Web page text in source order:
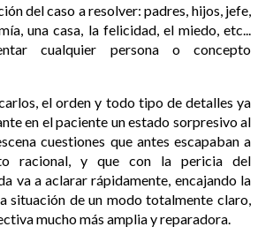
del caso a resolver: padres, hijos, jefe,
una casa, la felicidad, el miedo, etc...
cualquier persona o concepto
el orden y todo tipo de detalles ya
en el paciente un estado sorpresivo al
cuestiones que antes escapaban a
racional, y que con la pericia del
va a aclarar rápidamente, encajando la
situación de un modo totalmente claro,
mucho más amplia y reparadora.